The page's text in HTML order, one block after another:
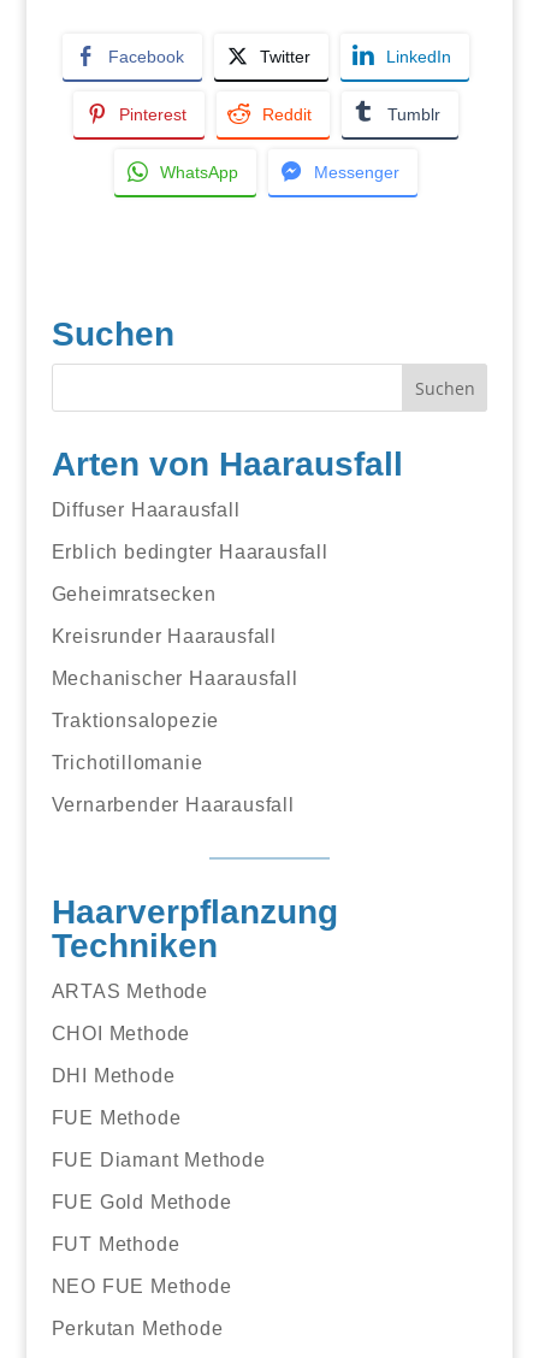
Facebook Twitter LinkedIn
Pinterest Reddit Tumblr
WhatsApp Messenger
Suchen
Arten von Haarausfall
Diffuser Haarausfall
Erblich bedingter Haarausfall
Geheimratsecken
Kreisrunder Haarausfall
Mechanischer Haarausfall
Traktionsalopezie
Trichotillomanie
Vernarbender Haarausfall
Haarverpflanzung
Techniken
ARTAS Methode
CHOI Methode
DHI Methode
FUE Methode
FUE Diamant Methode
FUE Gold Methode
FUT Methode
NEO FUE Methode
Perkutan Methode